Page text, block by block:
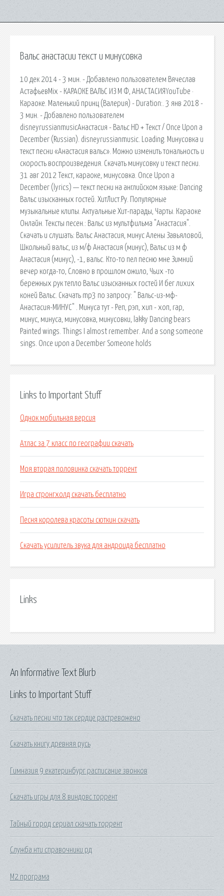
Вальс анастасии текст и минусовка
10 дек 2014 - 3 мин. - Добавлено пользователем Вячеслав
АстафьевMix - КАРАОКЕ ВАЛЬС ИЗ М Ф, АНАСТАСИЯYouTube ·
Караоке. Маленький принц (Валерия) - Duration:. 3 янв 2018 -
3 мин. - Добавлено пользователем
disneyrussianmusicАнастасия - Вальс HD + Текст / Once Upon a
December (Russian). disneyrussianmusic. Loading. Минусовка и
текст песни «Анастасия вальс». Можно изменить тональность и
скорость воспроизведения. Скачать минусовку и текст песни.
31 авг 2012 Текст, караоке, минусовка. Once Upon a
December (lyrics) — текст песни на английском языке: Dancing
Вальс изысканных гостей. ХитЛист.Ру. Популярные
музыкальные клипы. Актуальные Хит-парады, Чарты. Караоке
Онлайн. Тексты песен.: Вальс из мультфильма "Анастасия".
Скачать и слушать: Вальс Анастасия, минус Алены Завьяловой,
Школьный вальс, из м/ф Анастасия (минус), Вальс из м ф
Анастасия (минус), -1, вальс. Кто-то пел песню мне Зимний
вечер когда-то, Словно в прошлом ожило, Чьих -то
бережных рук тепло Вальс изысканных гостей И бег лихих
коней Вальс. Скачать mp3 по запросу: " Вальс-из-мф-
Анастасия-МИНУС" . Минуса тут - Реп, рэп, хип - хоп, rap,
минус, минуса, минусовка, минусовки, lakky Dancing bears
Painted wings. Things I almost remember. And a song someone
sings. Once upon a December Someone holds
Links to Important Stuff
Однок мобильная версия
Атлас за 7 класс по географии скачать
Моя вторая половинка скачать торрент
Игра стронгхолд скачать бесплатно
Песня королева красоты сюткин скачать
Скачать усилитель звука для андроида бесплатно
Links
Links to Important Stuff
Скачать песни что так сердце растревожено
Скачать книгу древняя русь
Гимназия 9 екатеринбург расписание звонков
Скачать игры для 8 виндовс торрент
Тайный город сериал скачать торрент
Служба нти справочники рд
М2 програма
An Informative Text Blurb